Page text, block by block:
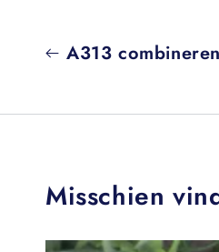
A313
Misschien